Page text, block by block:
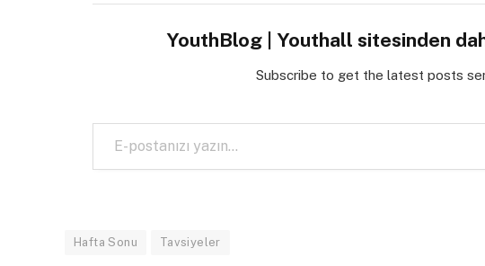
YouthBlog | Youthall sitesinden
Subscribe to get the latest posts
E-postanızı yazın…
Hafta Sonu Tavsiyeler